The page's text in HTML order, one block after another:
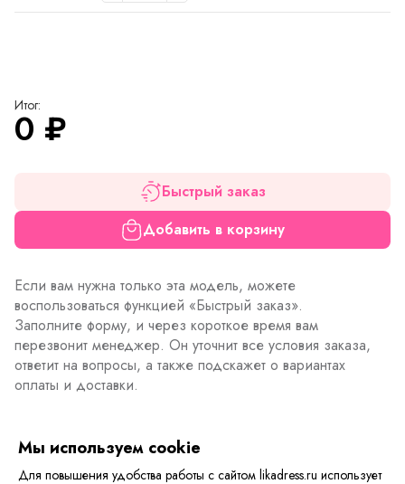
Итог:
0 ₽
Быстрый заказ
Добавить в корзину
Если вам нужна только эта модель, можете
воспользоваться функцией «Быстрый заказ».
Заполните форму, и через короткое время вам
перезвонит менеджер. Он уточнит все условия заказа,
ответит на вопросы, а также подскажет о вариантах
оплаты и доставки.
Описание товараХарактеристики товара
Мы используем cookie
Для повышения удобства работы с сайтом likadress.ru использует